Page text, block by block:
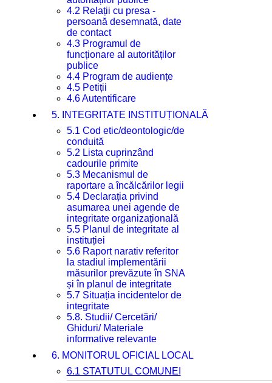
4.2 Relații cu presa -
persoană desemnată, date
de contact
4.3 Programul de
funcționare al autorităților
publice
4.4 Program de audiențe
4.5 Petiții
4.6 Autentificare
5. INTEGRITATE INSTITUȚIONALĂ
5.1 Cod etic/deontologic/de
conduită
5.2 Lista cuprinzând
cadourile primite
5.3 Mecanismul de
raportare a încălcărilor legii
5.4 Declarația privind
asumarea unei agende de
integritate organizațională
5.5 Planul de integritate al
instituției
5.6 Raport narativ referitor
la stadiul implementării
măsurilor prevăzute în SNA
și în planul de integritate
5.7 Situația incidentelor de
integritate
5.8. Studii/ Cercetări/
Ghiduri/ Materiale
informative relevante
6. MONITORUL OFICIAL LOCAL
6.1 STATUTUL COMUNEI